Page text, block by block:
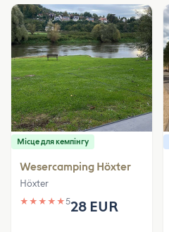
Місце для кемпінгу
Wesercamping Höxter
Höxter
★ ★ ★ ★ ★528 EUR